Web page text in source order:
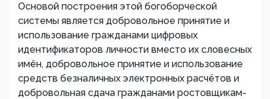
Основой построения этой богоборческой
системы является добровольное принятие и
использование гражданами цифровых
идентификаторов личности вместо их словесных
имён, добровольное принятие и использование
средств безналичных электронных расчётов и
добровольная сдача гражданами ростовщикам-